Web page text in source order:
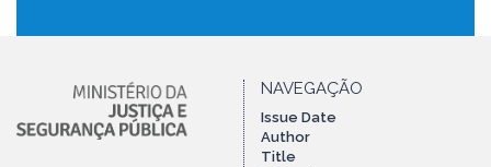
NAVEGAÇÃO
Issue Date
Author
Title